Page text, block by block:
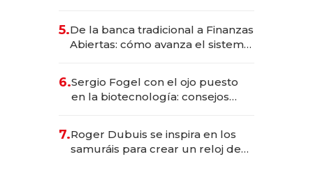
5.De la banca tradicional a Finanzas
Abiertas: cómo avanza el sistema
6.Sergio Fogel con el ojo puesto
en la biotecnología: consejos
rol de la IA
7.Roger Dubuis se inspira en los
samuráis para crear un reloj de